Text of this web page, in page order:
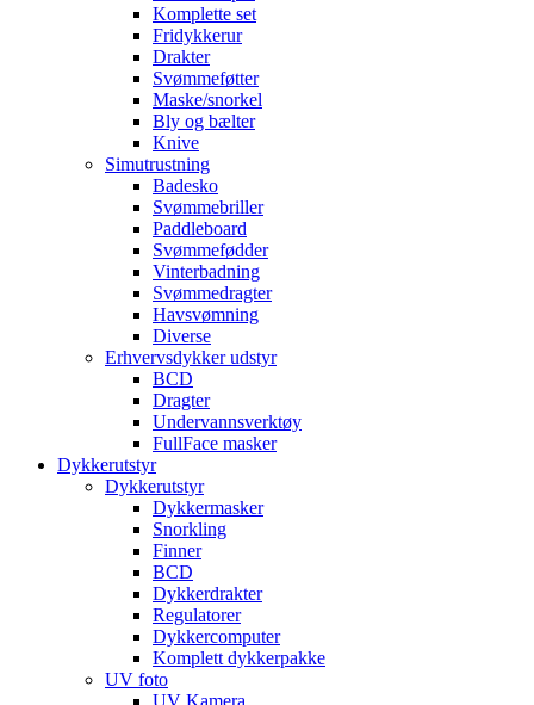
Komplette set
Fridykkerur
Drakter
Svømmeføtter
Maske/snorkel
Bly og bælter
Knive
Simutrustning
Badesko
Svømmebriller
Paddleboard
Svømmefødder
Vinterbadning
Svømmedragter
Havsvømning
Diverse
Erhvervsdykker udstyr
BCD
Dragter
Undervannsverktøy
FullFace masker
Dykkerutstyr
Dykkerutstyr
Dykkermasker
Snorkling
Finner
BCD
Dykkerdrakter
Regulatorer
Dykkercomputer
Komplett dykkerpakke
UV foto
UV Kamera